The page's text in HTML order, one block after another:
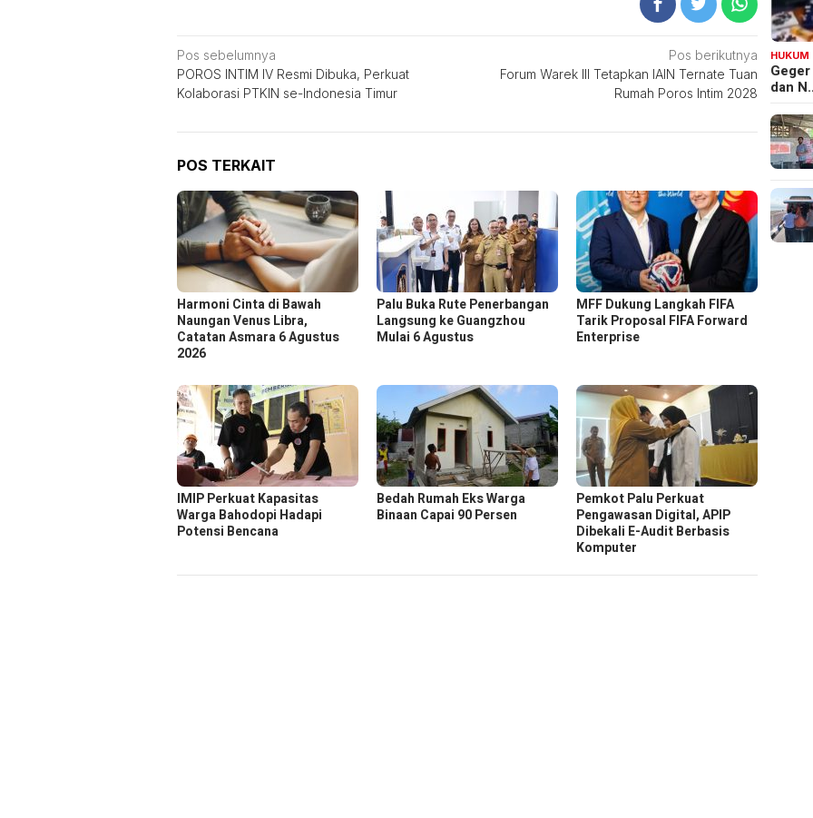
Navigasi
pos
Pos sebelumnya
POROS INTIM IV Resmi Dibuka, Perkuat
Kolaborasi PTKIN se-Indonesia Timur
Pos berikutnya
Forum Warek III Tetapkan IAIN Ternate Tuan
Rumah Poros Intim 2028
POS TERKAIT
Harmoni Cinta di Bawah
Naungan Venus Libra,
Catatan Asmara 6 Agustus
2026
Palu Buka Rute Penerbangan
Langsung ke Guangzhou
Mulai 6 Agustus
MFF Dukung Langkah FIFA
Tarik Proposal FIFA Forward
Enterprise
IMIP Perkuat Kapasitas
Warga Bahodopi Hadapi
Potensi Bencana
Bedah Rumah Eks Warga
Binaan Capai 90 Persen
Pemkot Palu Perkuat
Pengawasan Digital, APIP
Dibekali E-Audit Berbasis
Komputer
HUKUM
dan